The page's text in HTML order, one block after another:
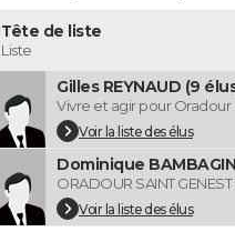
Tête de liste
Liste
Gilles REYNAUD (9
Vivre et agir pour Oradour
Voir la liste des élus
Dominique
ORADOUR SAINT
Voir la liste des élus